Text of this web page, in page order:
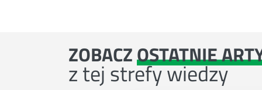
ZOBACZOSTATNIE
z tej strefy wiedzy